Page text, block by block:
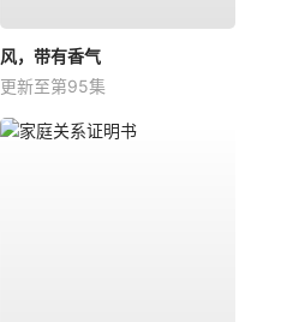
风，带有香气
更新至第95集